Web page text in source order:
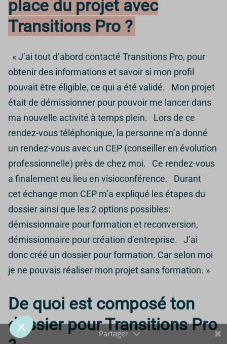
Prendre soin de toi,
même avec les cookies
🍪
Quelques cookies nous aident à améliorer le site, à mesurer son
utilisation et à te proposer des contenus qui répondent vraiment aux
besoins des IDE.
Tu peux tout accepter, tout refuser ou faire ton propre choix.
Pour modifier vos préférences par la suite, cliquez sur le lien
Lire la politique de confidentialité
Tout refuser Je personnalise Tout accepter 🍪
place du projet avec
Transitions Pro ?
« J’ai tout d’abord contacté Transitions Pro, pour
obtenir des informations et savoir si mon profil
pouvait être éligible, ce qui a été validé. Mon projet
était de démissionner pour pouvoir me lancer dans
ma nouvelle activité à temps plein. Lors de ce
rendez-vous téléphonique, la personne m’a donné
un rendez-vous avec un CEP (conseiller en évolution
professionnelle) près de chez moi. Ce rendez-vous
a finalement eu lieu en visioconférence. Durant
cet échange mon CEP m’a expliqué les étapes du
dossier ainsi que les 2 options possibles:
démissionnaire pour formation et reconversion,
démissionnaire pour création d’entreprise. J’ai
donc créé un dossier pour formation. Car selon moi
je ne pouvais réaliser mon projet sans formation. »
De quoi est composé ton
dossier pour Transitions Pro